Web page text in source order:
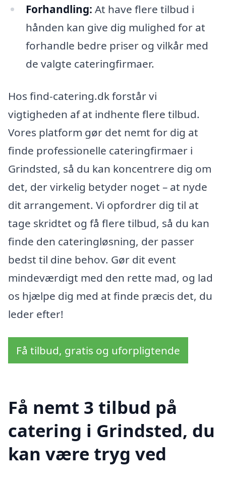
Forhandling: At have flere tilbud i
hånden kan give dig mulighed for at
forhandle bedre priser og vilkår med
de valgte cateringfirmaer.
Hos find-catering.dk forstår vi
vigtigheden af at indhente flere tilbud.
Vores platform gør det nemt for dig at
finde professionelle cateringfirmaer i
Grindsted, så du kan koncentrere dig om
det, der virkelig betyder noget – at nyde
dit arrangement. Vi opfordrer dig til at
tage skridtet og få flere tilbud, så du kan
finde den cateringløsning, der passer
bedst til dine behov. Gør dit event
mindeværdigt med den rette mad, og lad
os hjælpe dig med at finde præcis det, du
leder efter!
Få tilbud, gratis og uforpligtende
Få nemt 3 tilbud på
catering i Grindsted, du
kan være tryg ved